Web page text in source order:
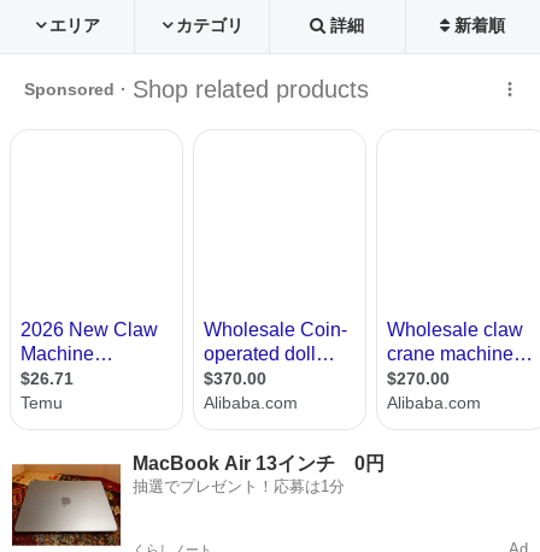
エリア カテゴリ 詳細 新着順
MacBook Air 13インチ 0円
抽選でプレゼント！応募は1分